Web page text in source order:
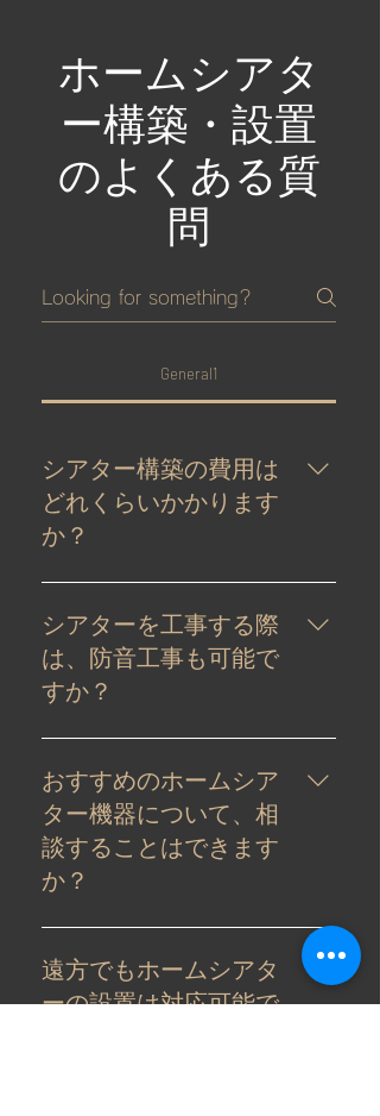
ホームシアタ
ー構築・設置
のよくある質
問
General1
シアター構築の費用は
どれくらいかかります
か？
状況によって異なりますが、新築
で8～16畳1室の場合、事前インス
トール費8万円～、機材費12万円～
を目安にお考えください。エクス
ペでシアター構築にあたって頂戴
様のご要望をビルダーに伝えるた
めの経費） 2.機材費（プロジェク
ター・アンプ・スピーカーなどの
購入費） 3.設置工事費（スクリー
置・設定・調整費） 4.実費経費
（交通費などの実費経費）
シアターを工事する際
は、防音工事も可能で
すか？
はい、可能です。ご近所のみなさ
まにご迷惑をおかけしないよう、
防音工事を行います。
おすすめのホームシア
ター機器について、相
談することはできます
か？
はい、可能です。当社にお越しに
なるお客様の中には、「メーカー
のパンフレットやHPを見ても、ど
遠方でもホームシアタ
ーの設置は対応可能で